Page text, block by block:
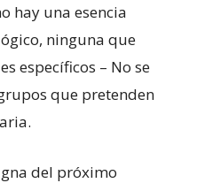
hay una esencia
ninguna que
específicos – No se
que pretenden
del próximo